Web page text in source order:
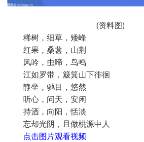
(资料图)
稀树，细草，矮峰
红果，桑葚，山荆
风吟，虫啼，鸟鸣
江如罗带，簸箕山下徘徊
静坐，驰目，悠然
听心，问天，安闲
持酒，向阳，恬淡
忘却光阴，且做桃源中人
点击图片观看视频